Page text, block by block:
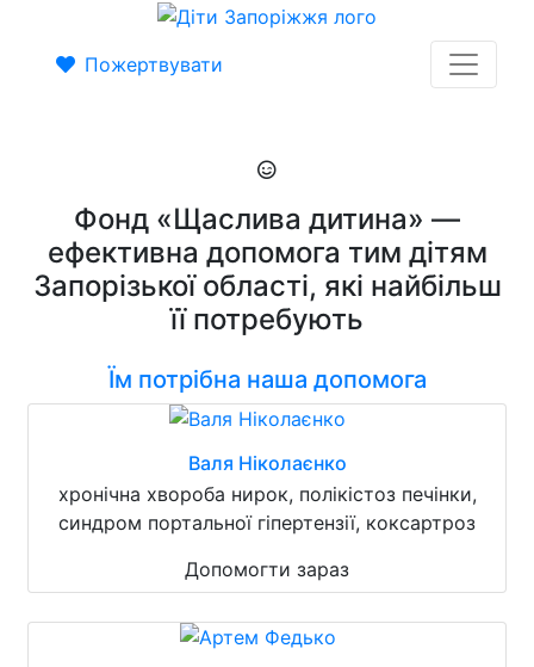
Пожертвувати
Фонд «Щаслива дитина» —
ефективна допомога тим дітям
Запорізької області, які найбільш
її потребують
Їм потрібна наша допомога
Валя Ніколаєнко
хронічна хвороба нирок, полікістоз печінки,
синдром портальної гіпертензії, коксартроз
Допомогти зараз